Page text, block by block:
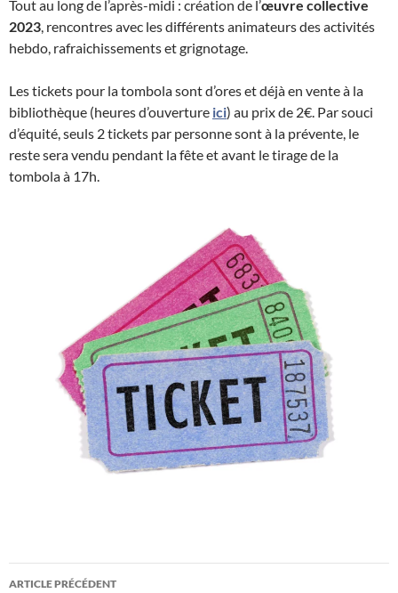
Tout au long de l’après-midi : création de l’œuvre collective
2023, rencontres avec les différents animateurs des activités
hebdo, rafraichissements et grignotage.
Les tickets pour la tombola sont d’ores et déjà en vente à la
bibliothèque (heures d’ouverture ici) au prix de 2€. Par souci
d’équité, seuls 2 tickets par personne sont à la prévente, le
reste sera vendu pendant la fête et avant le tirage de la
tombola à 17h.
Navigation
ARTICLE PRÉCÉDENT